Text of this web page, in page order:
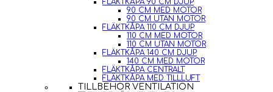
FLÄKTKÅPA 90 CM DJUP
90 CM MED MOTOR
90 CM UTAN MOTOR
FLÄKTKÅPA 110 CM DJUP
110 CM MED MOTOR
110 CM UTAN MOTOR
FLÄKTKÅPA 140 CM DJUP
140 CM MED MOTOR
FLÄKTKÅPA CENTRALT
FLÄKTKÅPA MED TILLLUFT
TILLBEHÖR VENTILATION